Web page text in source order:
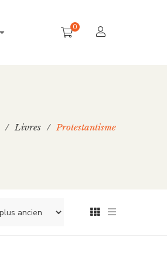
0
/ Livres / Protestantisme